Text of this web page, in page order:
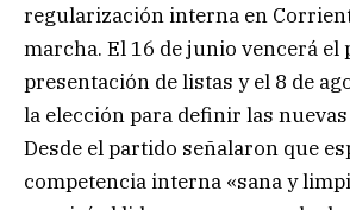
regularización interna en
marcha. El 16 de junio vencerá el
presentación de listas y el 8 de
la elección para definir las
Desde el partido señalaron que
competencia interna «sana y